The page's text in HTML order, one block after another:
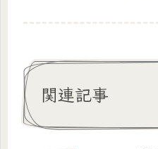
関連記事